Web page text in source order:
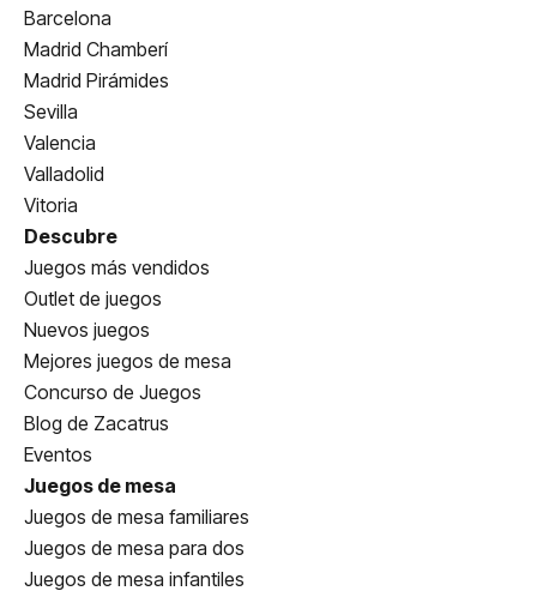
Barcelona
Madrid Chamberí
Madrid Pirámides
Sevilla
Valencia
Valladolid
Vitoria
Descubre
Juegos más vendidos
Outlet de juegos
Nuevos juegos
Mejores juegos de mesa
Concurso de Juegos
Blog de Zacatrus
Eventos
Juegos de mesa
Juegos de mesa familiares
Juegos de mesa para dos
Juegos de mesa infantiles